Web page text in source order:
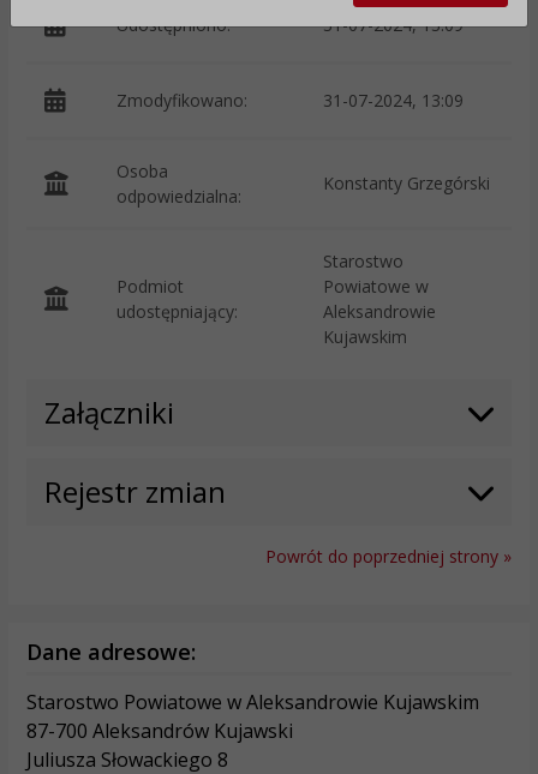
Udostępniono: 31-07-2024, 13:09
Zmodyfikowano: 31-07-2024, 13:09
Osoba
odpowiedzialna:
Konstanty Grzegórski
Podmiot
udostępniający:
Starostwo
Powiatowe w
Aleksandrowie
Kujawskim
Załączniki
Rejestr zmian
Powrót do poprzedniej strony »
Dane adresowe:
Starostwo Powiatowe w Aleksandrowie Kujawskim
87-700 Aleksandrów Kujawski
Juliusza Słowackiego 8